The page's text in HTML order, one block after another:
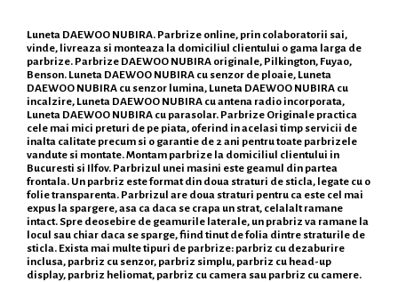
Luneta DAEWOO NUBIRA. Parbrize online, prin colaboratorii sai,
vinde, livreaza si monteaza la domiciliul clientului o gama larga de
parbrize. Parbrize DAEWOO NUBIRA originale, Pilkington, Fuyao,
Benson. Luneta DAEWOO NUBIRA cu senzor de ploaie, Luneta
DAEWOO NUBIRA cu senzor lumina, Luneta DAEWOO NUBIRA cu
incalzire, Luneta DAEWOO NUBIRA cu antena radio incorporata,
Luneta DAEWOO NUBIRA cu parasolar. Parbrize Originale practica
cele mai mici preturi de pe piata, oferind in acelasi timp servicii de
inalta calitate precum si o garantie de 2 ani pentru toate parbrizele
vandute si montate. Montam parbrize la domiciliul clientului in
Bucuresti si Ilfov. Parbrizul unei masini este geamul din partea
frontala. Un parbriz este format din doua straturi de sticla, legate cu o
folie transparenta. Parbrizul are doua straturi pentru ca este cel mai
expus la spargere, asa ca daca se crapa un strat, celalalt ramane
intact. Spre deosebire de geamurile laterale, un prabriz va ramane la
locul sau chiar daca se sparge, fiind tinut de folia dintre straturile de
sticla. Exista mai multe tipuri de parbrize: parbriz cu dezaburire
inclusa, parbriz cu senzor, parbriz simplu, parbriz cu head-up
display, parbriz heliomat, parbriz cu camera sau parbriz cu camere.